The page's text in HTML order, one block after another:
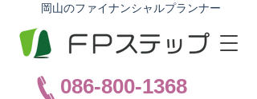
086-800-1368
岡山のファイナンシャルプランナー